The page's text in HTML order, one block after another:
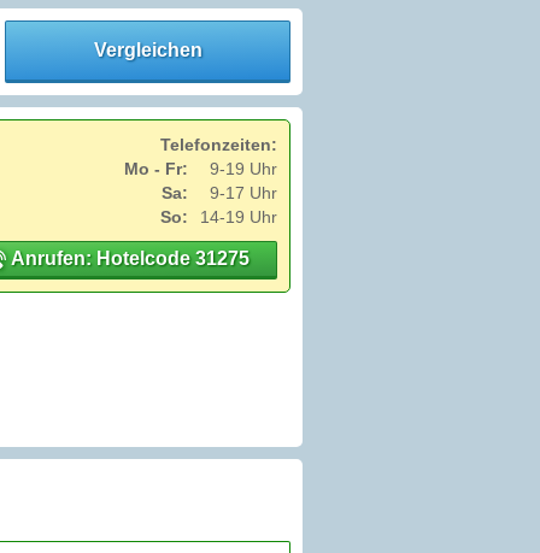
Vergleichen
Telefonzeiten:
Mo - Fr:
9-19 Uhr
Sa:
9-17 Uhr
So:
14-19 Uhr
Anrufen: Hotelcode 31275